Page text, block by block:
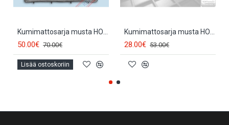
50.00€ 70.00€
Lisää ostoskoriin
28.00€ 53.00€